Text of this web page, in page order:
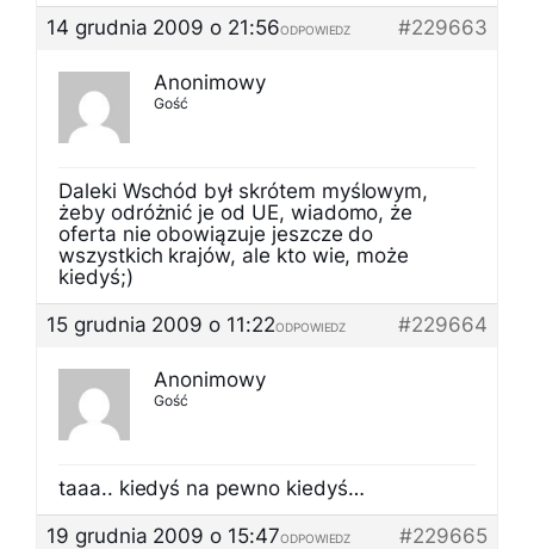
14 grudnia 2009 o 21:56
#229663
ODPOWIEDZ
Anonimowy
Gość
Daleki Wschód był skrótem myślowym,
żeby odróżnić je od UE, wiadomo, że
oferta nie obowiązuje jeszcze do
wszystkich krajów, ale kto wie, może
kiedyś;)
15 grudnia 2009 o 11:22
#229664
ODPOWIEDZ
Anonimowy
Gość
taaa.. kiedyś na pewno kiedyś…
19 grudnia 2009 o 15:47
#229665
ODPOWIEDZ